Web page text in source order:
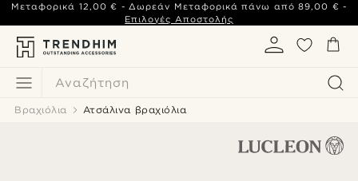
Αναζήτηση
Μεταφορικά 12,00 € - Δωρεάν Μεταφορικά πάνω από 89,00 € -
Επιλογές Αποστολής
Βραχιόλια Ατσάλινα βραχιόλια